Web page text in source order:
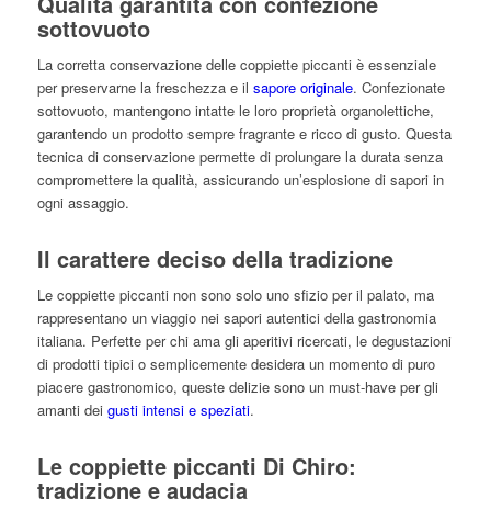
sottovuoto
La corretta conservazione delle coppiette piccanti è essenziale
per preservarne la freschezza e il sapore originale. Confezionate
sottovuoto, mantengono intatte le loro proprietà organolettiche,
garantendo un prodotto sempre fragrante e ricco di gusto. Questa
tecnica di conservazione permette di prolungare la durata senza
compromettere la qualità, assicurando un’esplosione di sapori in
ogni assaggio.
Il carattere deciso della tradizione
Le coppiette piccanti non sono solo uno sfizio per il palato, ma
rappresentano un viaggio nei sapori autentici della gastronomia
italiana. Perfette per chi ama gli aperitivi ricercati, le degustazioni
di prodotti tipici o semplicemente desidera un momento di puro
piacere gastronomico, queste delizie sono un must-have per gli
amanti dei gusti intensi e speziati.
Le coppiette piccanti Di Chiro:
tradizione e audacia